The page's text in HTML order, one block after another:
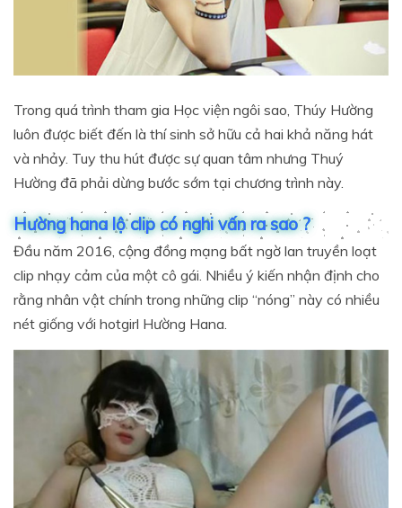
Trong quá trình tham gia Học viện ngôi sao, Thúy Hường
luôn được biết đến là thí sinh sở hữu cả hai khả năng hát
và nhảy. Tuy thu hút được sự quan tâm nhưng Thuý
Hường đã phải dừng bước sớm tại chương trình này.
Hường hana lộ clip có nghi vấn ra sao ?
Đầu năm 2016, cộng đồng mạng bất ngờ lan truyền loạt
clip nhạy cảm của một cô gái. Nhiều ý kiến nhận định cho
rằng nhân vật chính trong những clip “nóng” này có nhiều
nét giống với hotgirl Hường Hana.